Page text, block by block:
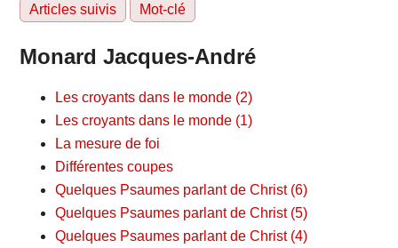
Articles suivis Mot-clé
Monard Jacques-André
Les croyants dans le monde (2)
Les croyants dans le monde (1)
La mesure de foi
Différentes coupes
Quelques Psaumes parlant de Christ (6)
Quelques Psaumes parlant de Christ (5)
Quelques Psaumes parlant de Christ (4)